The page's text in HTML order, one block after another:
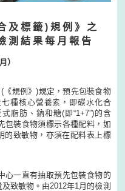
及 標 籤 ) 規 例 》 之
測 結 果 每 月 報 告
）
《規例》)規定，預先包裝食物
種核心營養素，即碳水化合
脂肪、鈉和糖(即“1+7”)的含
包裝食物須標示各種配料，如
的致敏物，亦須在配料表上標
心一直有抽取預先包裝食物的
致敏物。由2012年1月的檢測